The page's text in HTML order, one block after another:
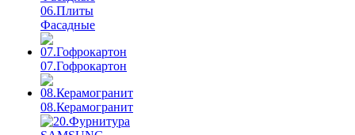
06.Плиты
Фасадные
07.Гофрокартон
08.Керамогранит